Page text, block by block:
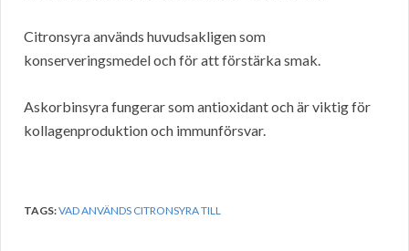
Citronsyra används huvudsakligen som
konserveringsmedel och för att förstärka smak.
Askorbinsyra fungerar som antioxidant och är viktig för
kollagenproduktion och immunförsvar.
TAGS:VAD ANVÄNDS CITRONSYRA TILL